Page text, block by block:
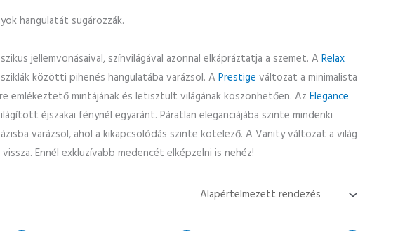
hangulatát sugározzák.
jellemvonásaival, színvilágával azonnal elkápráztatja a szemet. A Relax
közötti pihenés hangulatába varázsol. A Prestige változat a minimalista
emlékeztető mintájának és letisztult világának köszönhetően. Az Elegance
éjszakai fénynél egyaránt. Páratlan eleganciájába szinte mindenki
varázsol, ahol a kikapcsolódás szinte kötelező. A Vanity változat a világ
Ennél exkluzívabb medencét elképzelni is nehéz!